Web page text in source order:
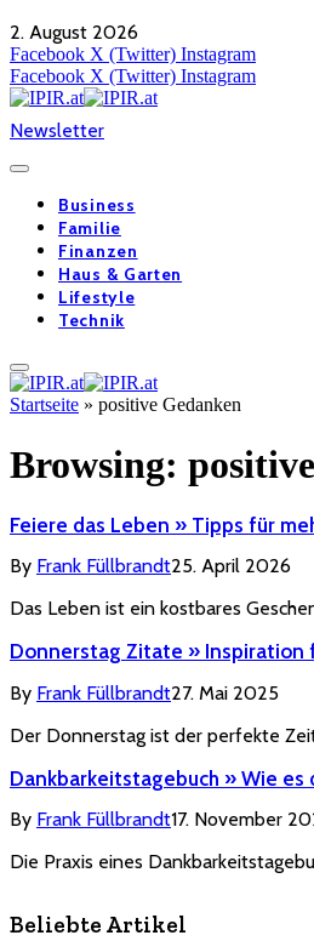
2. August 2026
Facebook X (Twitter) Instagram
Facebook X (Twitter) Instagram
Newsletter
Business
Familie
Finanzen
Haus & Garten
Lifestyle
Technik
Startseite » positive Gedanken
Browsing:
Feiere das Leben » Tipps für
By Frank Füllbrandt25. April 2026
Das Leben ist ein kostbares
Donnerstag Zitate » Inspiration
By Frank Füllbrandt27. Mai 2025
Der Donnerstag ist der perfekte
Dankbarkeitstagebuch » Wie
By Frank Füllbrandt17. November
Die Praxis eines
Beliebte Artikel